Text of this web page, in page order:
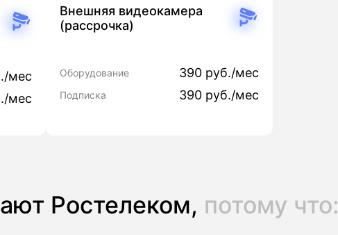
мес
мес
Внешняя видеокамера
(рассрочка)
Оборудование 390 руб./мес
Подписка 390 руб./мес
Ростелеком, потому что: